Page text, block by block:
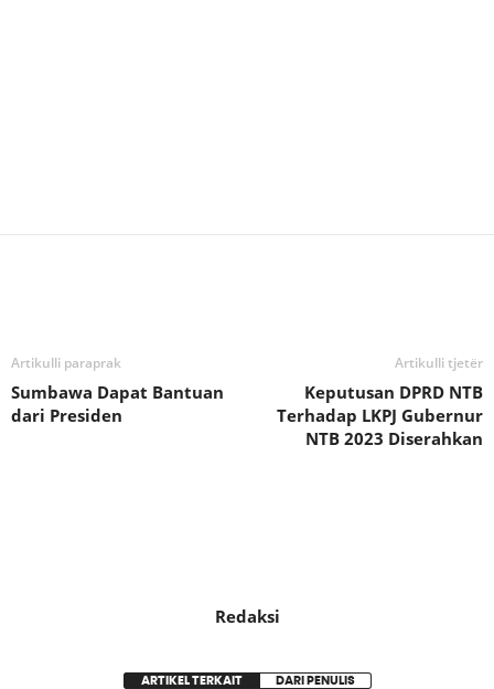
Artikulli paraprak
Sumbawa Dapat Bantuan
dari Presiden
Artikulli tjetër
Keputusan DPRD NTB
Terhadap LKPJ Gubernur
NTB 2023 Diserahkan
Redaksi
ARTIKEL TERKAIT DARI PENULIS